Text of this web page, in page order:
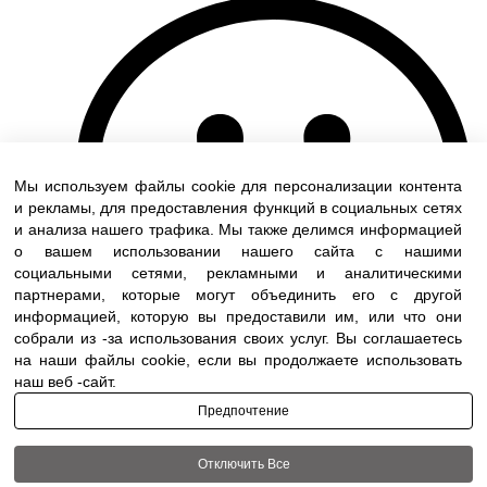
Terms of use Accessibility| All rights reserved to
Мы используем файлы cookie для персонализации контента
и рекламы, для предоставления функций в социальных сетях
и анализа нашего трафика. Мы также делимся информацией
о вашем использовании нашего сайта с нашими
социальными сетями, рекламными и аналитическими
партнерами, которые могут объединить его с другой
информацией, которую вы предоставили им, или что они
собрали из -за использования своих услуг. Вы соглашаетесь
на наши файлы cookie, если вы продолжаете использовать
наш веб -сайт.
Предпочтение
Отключить Все